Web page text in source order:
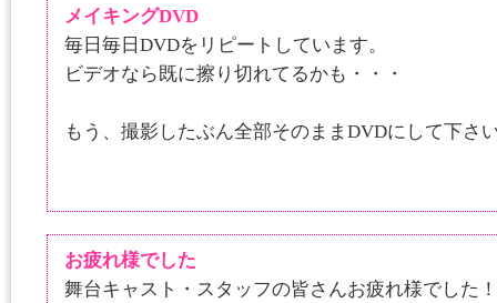
メイキングDVD
毎日毎日DVDをリピートしています。
ビデオなら既に擦り切れてるかも・・・
もう、撮影したぶん全部そのままDVDにして下さ
お疲れ様でした
舞台キャスト・スタッフの皆さんお疲れ様でした！